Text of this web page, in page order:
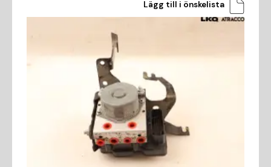
Lägg till i önskelista